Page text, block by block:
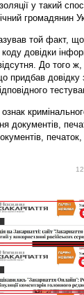
у такий
громадянин
той факт,
довідки
До того ж,
придбав довідку
документів,